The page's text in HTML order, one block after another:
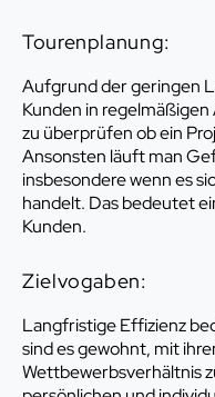
Tourenplanung:
Aufgrund der geringen
Kunden in
zu überprüfen ob ein
Ansonsten läuft man
insbesondere wenn es
handelt. Das bedeutet
Kunden.
Zielvogaben:
Langfristige Effizienz
sind es gewohnt, mit
Wettbewerbsverhältnis